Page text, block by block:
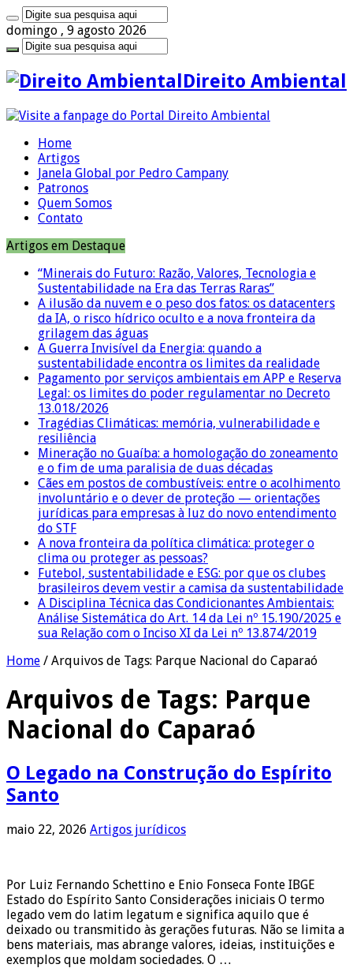
domingo , 9 agosto 2026
Direito Ambiental
Home
Artigos
Janela Global por Pedro Campany
Patronos
Quem Somos
Contato
Artigos em Destaque
“Minerais do Futuro: Razão, Valores, Tecnologia e
Sustentabilidade na Era das Terras Raras”
A ilusão da nuvem e o peso dos fatos: os datacenters
da IA, o risco hídrico oculto e a nova fronteira da
grilagem das águas
A Guerra Invisível da Energia: quando a
sustentabilidade encontra os limites da realidade
Pagamento por serviços ambientais em APP e Reserva
Legal: os limites do poder regulamentar no Decreto
13.018/2026
Tragédias Climáticas: memória, vulnerabilidade e
resiliência
Mineração no Guaíba: a homologação do zoneamento
e o fim de uma paralisia de duas décadas
Cães em postos de combustíveis: entre o acolhimento
involuntário e o dever de proteção — orientações
jurídicas para empresas à luz do novo entendimento
do STF
A nova fronteira da política climática: proteger o
clima ou proteger as pessoas?
Futebol, sustentabilidade e ESG: por que os clubes
brasileiros devem vestir a camisa da sustentabilidade
A Disciplina Técnica das Condicionantes Ambientais:
Análise Sistemática do Art. 14 da Lei nº 15.190/2025 e
sua Relação com o Inciso XI da Lei nº 13.874/2019
Home / Arquivos de Tags: Parque Nacional do Caparaó
Arquivos de Tags: Parque
Nacional do Caparaó
O Legado na Construção do Espírito
Santo
maio 22, 2026 Artigos jurídicos
Por Luiz Fernando Schettino e Enio Fonseca Fonte IBGE
Estado do Espírito Santo Considerações iniciais O termo
legado vem do latim legatum e significa aquilo que é
deixado ou transmitido às gerações futuras. Não se limita a
bens materiais, mas abrange valores, ideias, instituições e
exemplos que moldam sociedades. O …